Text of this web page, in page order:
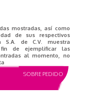
mostradas, así como
de sus respectivos
S.A. de C.V. muestra
de ejemplificar las
al momento, no
SOBRE PEDIDO